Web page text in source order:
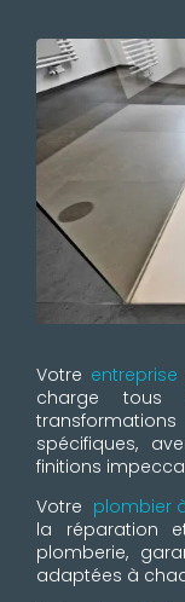
Votre
charge tous
spécifiques,
finitions
Votre plombier
la réparation
plomberie,
adaptées à